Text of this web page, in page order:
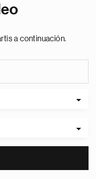
a continuación.